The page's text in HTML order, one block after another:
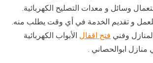
وسائل و معدات التصليح الكهربائية.
للعمل و تقديم الخدمة في أي وقت يطلب منه.
وفني فتح اقفال الأبواب الكهربائية
منازل ابوالحصاني .